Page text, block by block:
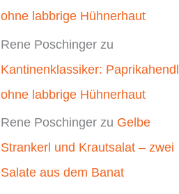
ohne labbrige Hühnerhaut
Rene Poschinger zu
Kantinenklassiker: Paprikahendl
ohne labbrige Hühnerhaut
Rene Poschinger zu Gelbe
Strankerl und Krautsalat – zwei
Salate aus dem Banat